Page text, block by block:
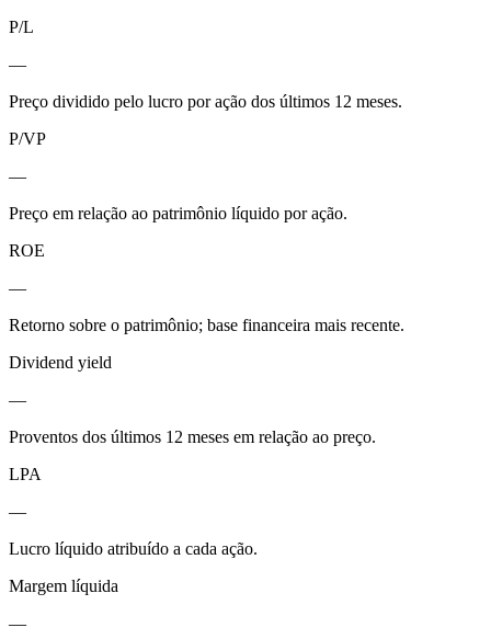
P/L
—
Preço dividido pelo lucro por ação dos últimos 12 meses.
P/VP
—
Preço em relação ao patrimônio líquido por ação.
ROE
—
Retorno sobre o patrimônio; base financeira mais recente.
Dividend yield
—
Proventos dos últimos 12 meses em relação ao preço.
LPA
—
Lucro líquido atribuído a cada ação.
Margem líquida
—